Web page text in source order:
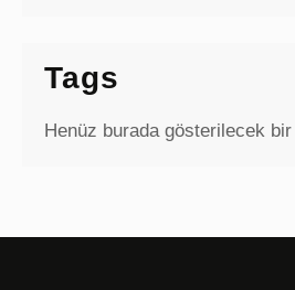
Tags
Henüz burada gösterilecek